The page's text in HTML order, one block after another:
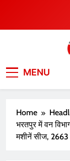
content
MENU
Home
भरतपुर में वन
मशीनें सीज,